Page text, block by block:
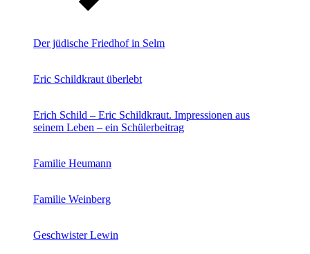
Der jüdische Friedhof in Selm
Eric Schildkraut überlebt
Erich Schild – Eric Schildkraut. Impressionen aus
seinem Leben – ein Schülerbeitrag
Familie Heumann
Familie Weinberg
Geschwister Lewin